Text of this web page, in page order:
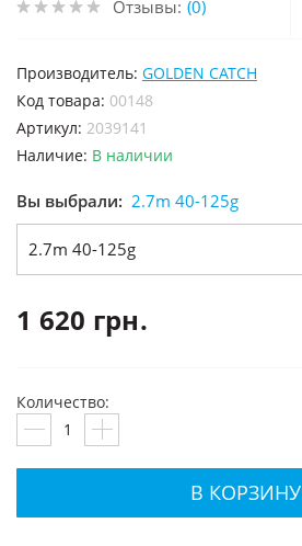
Отзывы: (0)
Производитель: GOLDEN CATCH
код товара: 00148
Артикул: 2039141
Наличие: В наличии
Вы выбрали: 2.7m 40-125g
2.7m 40-125g
1 620 грн.
Количество:
В КОРЗИНУ